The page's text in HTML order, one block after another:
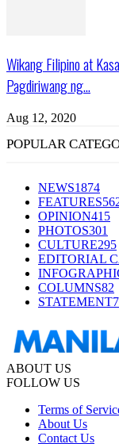
Wikang Filipino at
Pagdiriwang ng...
Aug 12, 2020
POPULAR
NEWS1874
FEATURES
OPINION415
PHOTOS301
CULTURE295
EDITORIAL
COLUMNS82
STATEMENT
ABOUT US
FOLLOW US
Terms of
About Us
Contact Us